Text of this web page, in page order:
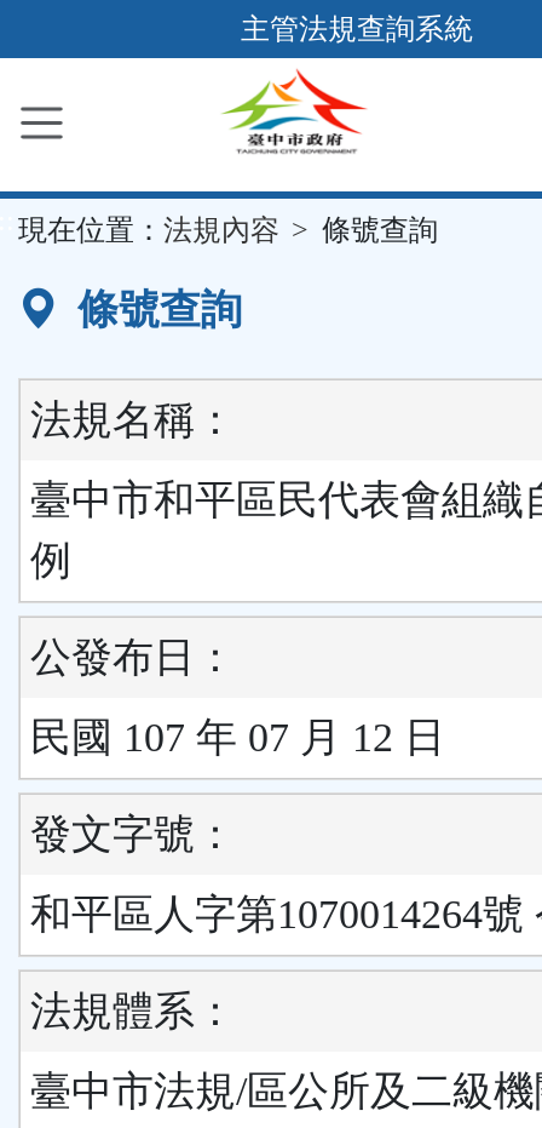
到
要
容
區
主管法規查詢系統
現在位置： 法規內容 條號查詢
條號查詢
法規名稱：
臺中市和平區民代表會組織
例
公發布日：
民國 107 年 07 月 12 日
發文字號：
和平區人字第1070014264號
法規體系：
臺中市法規/區公所及二級